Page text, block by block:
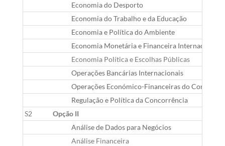
Economia do Desporto
Economia do Trabalho e da Educação
Economia e Política do Ambiente
Economia Monetária e Financeira Internacional
Economia Política e Escolhas Públicas
Operações Bancárias Internacionais
Operações Económico-Financeiras do
Regulação e Política da Concorrência
S2
Opção II
Análise de Dados para Negócios
Análise Financeira